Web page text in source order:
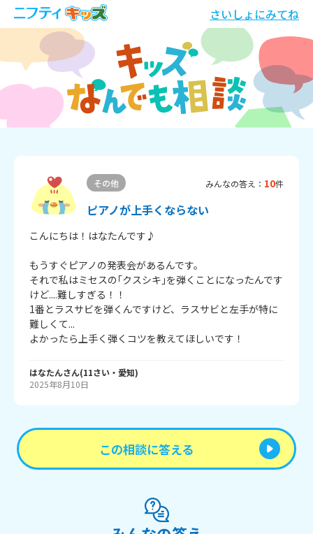
さいしょにみてね
その他 みんなの答え： 10件
ピアノが上手くならない
こんにちは！はなたんです♪
もうすぐピアノの発表会があるんです。
それで私はミセスの｢クスシキ｣を弾くことになったんです
けど....難しすぎる！！
1番とラスサビを弾くんですけど、ラスサビと左手が特に
難しくて...
よかったら上手く弾くコツを教えてほしいです！
はなたんさん(11さい・ 愛知)
2025年8月10日
この相談に答える